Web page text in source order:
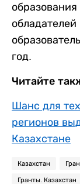
образования
год.
Читайте
Шанс для
регионов
Казахстане
Казахстан
Гранты. Казахстан